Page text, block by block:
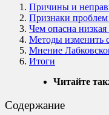
Причины и
Признаки проблем
Чем опасна низкая
Методы изменить
Мнение
Итоги
Читайте
Содержание